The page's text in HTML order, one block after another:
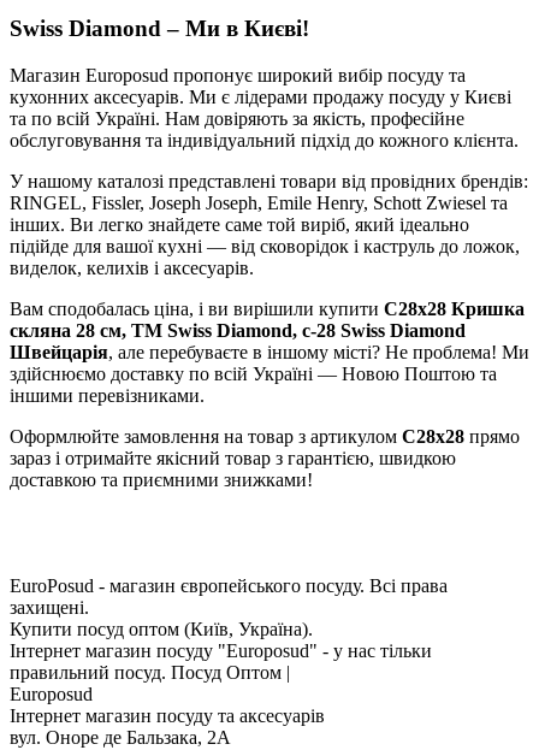
Swiss Diamond – Ми в Києві!
Магазин Europosud пропонує широкий вибір посуду та
кухонних аксесуарів. Ми є лідерами продажу посуду у Києві
та по всій Україні. Нам довіряють за якість, професійне
обслуговування та індивідуальний підхід до кожного клієнта.
У нашому каталозі представлені товари від провідних брендів:
RINGEL, Fissler, Joseph Joseph, Emile Henry, Schott Zwiesel та
інших. Ви легко знайдете саме той виріб, який ідеально
підійде для вашої кухні — від сковорідок і каструль до ложок,
виделок, келихів і аксесуарів.
Вам сподобалась ціна, і ви вирішили купити С28х28 Кришка
скляна 28 см, ТМ Swiss Diamond, c-28 Swiss Diamond
Швейцарія, але перебуваєте в іншому місті? Не проблема! Ми
здійснюємо доставку по всій Україні — Новою Поштою та
іншими перевізниками.
Оформлюйте замовлення на товар з артикулом С28х28 прямо
зараз і отримайте якісний товар з гарантією, швидкою
доставкою та приємними знижками!
EuroPosud - магазин європейського посуду. Всі права
захищені.
Купити посуд оптом (Київ, Україна).
Інтернет магазин посуду "Europosud" - у нас тільки
правильний посуд. Посуд Оптом |
Europosud
Інтернет магазин посуду та аксесуарів
вул. Оноре де Бальзака, 2А